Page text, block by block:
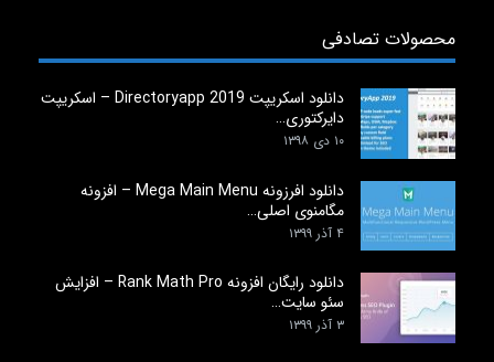
محصولات تصادفی
دانلود اسکریپت Directoryapp 2019 – اسکریپت
دایرکتوری…
۱۰ دی ۱۳۹۸
دانلود افرزونه Mega Main Menu – افزونه
مگامنوی اصلی…
۴ آذر ۱۳۹۹
دانلود رایگان افزونه Rank Math Pro – افزایش
سئو سایت…
۳ آذر ۱۳۹۹